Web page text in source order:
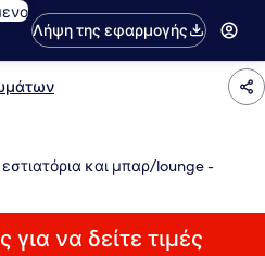
Λήψη της εφαρμογής
και μπαρ/lounge -
για να δείτε τιμές